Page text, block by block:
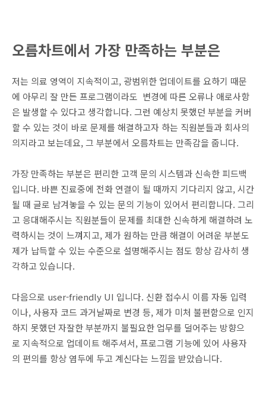
오름차트에서 가장 만족하는 부분은
저는 의료 영역이 지속적이고, 광범위한 업데이트를 요하기 때문
에 아무리 잘 만든 프로그램이라도 변경에 따른 오류나 애로사항
은 발생할 수 있다고 생각합니다. 그런 예상치 못했던 부분을 커버
할 수 있는 것이 바로 문제를 해결하고자 하는 직원분들과 회사의
의지라고 보는데요, 그 부분에서 오름차트는 만족감을 줍니다.
가장 만족하는 부분은 편리한 고객 문의 시스템과 신속한 피드백
입니다. 바쁜 진료중에 전화 연결이 될 때까지 기다리지 않고, 시간
될 때 글로 남겨놓을 수 있는 문의 기능이 있어서 편리합니다. 그리
고 응대해주시는 직원분들이 문제를 최대한 신속하게 해결하려 노
력하시는 것이 느껴지고, 제가 원하는 만큼 해결이 어려운 부분도
제가 납득할 수 있는 수준으로 설명해주시는 점도 항상 감사히 생
각하고 있습니다.
다음으로 user-friendly UI 입니다. 신환 접수시 이름 자동 입력
이나, 사용자 코드 과거날짜로 변경 등, 제가 미처 불편함으로 인지
하지 못했던 자잘한 부분까지 불필요한 업무를 덜어주는 방향으
로 지속적으로 업데이트 해주셔서, 프로그램 기능에 있어 사용자
의 편의를 항상 염두에 두고 계신다는 느낌을 받았습니다.